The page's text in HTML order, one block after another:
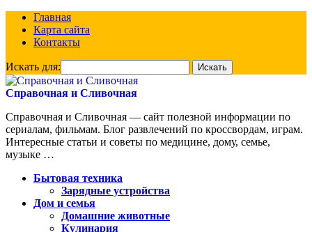
Главная
Карта сайта
Контакты
Искать для:
Справочная и Сливочная
Справочная и Сливочная — сайт полезной информации по
сериалам, фильмам. Блог развлечений по кроссвордам, играм.
Интересные статьи и советы по медицине, дому, семье,
музыке …
Бытовая техника
Зарядные устройства
Дом и семья
Домашние животные
Кулинария